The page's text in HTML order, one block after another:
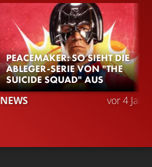
PEACEMAKER: SO SIEHT DIE
ABLEGER-SERIE VON "THE
SUICIDE SQUAD" AUS
NEWS vor 4 Jahren